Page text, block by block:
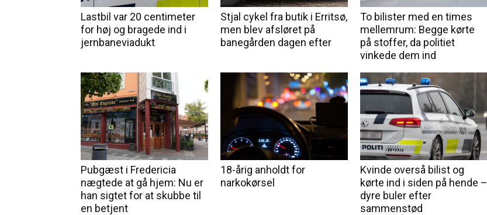
Lastbil var 20 centimeter
for høj og bragede ind i
jernbaneviadukt
Stjal cykel fra butik i Erritsø,
men blev afsløret på
banegården dagen efter
To bilister med en times
mellemrum: Begge kørte
på stoffer, da politiet
vinkede dem ind
Pubgæst i Fredericia
nægtede at gå hjem: Nu er
han sigtet for at skubbe til
en betjent
18-årig anholdt for
narkokørsel
Kvinde overså bilist og
kørte ind i siden på hende –
dyre buler efter
sammenstød